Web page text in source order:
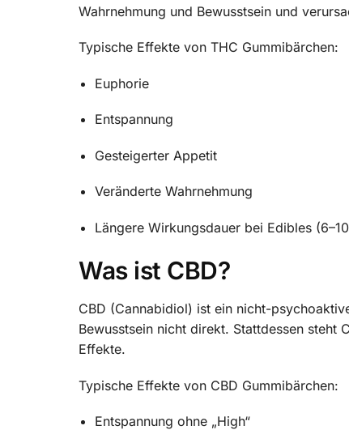
Wahrnehmung und Bewusstsein und
Typische Effekte von THC Gummibärchen:
Euphorie
Entspannung
Gesteigerter Appetit
Veränderte Wahrnehmung
Längere Wirkungsdauer bei Edibles
Was ist CBD?
CBD (Cannabidiol) ist ein nicht-
Bewusstsein nicht direkt. Stattdessen steht
Effekte.
Typische Effekte von CBD Gummibärchen:
Entspannung ohne „High“